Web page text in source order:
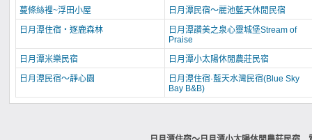
蔓條絲裡~浮田小屋
日月潭民宿～麗池藍天休閒民宿
日月潭住宿‧逐鹿森林
日月潭讚美之泉心靈城堡Stream of
Praise
日月潭米樂民宿
日月潭小太陽休閒農莊民宿
日月潭民宿～靜心園
日月潭住宿·藍天水灣民宿(Blue Sky
Bay B&B)